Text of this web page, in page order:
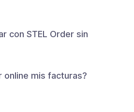
con STEL Order sin
online mis facturas?